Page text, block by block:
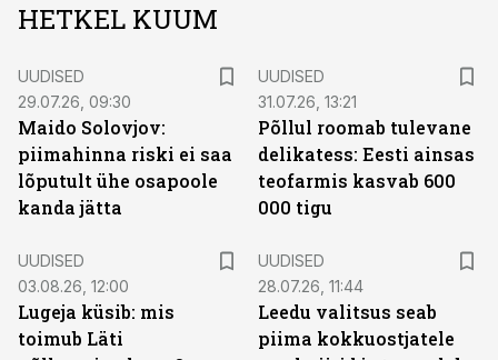
HETKEL KUUM
UUDISED
29.07.26, 09:30
Maido Solovjov:
piimahinna riski ei saa
lõputult ühe osapoole
kanda jätta
UUDISED
31.07.26, 13:21
Põllul roomab tulevane
delikatess: Eesti ainsas
teofarmis kasvab 600
000 tigu
UUDISED
03.08.26, 12:00
Lugeja küsib: mis
toimub Läti
UUDISED
28.07.26, 11:44
Leedu valitsus seab
piima kokkuostjatele